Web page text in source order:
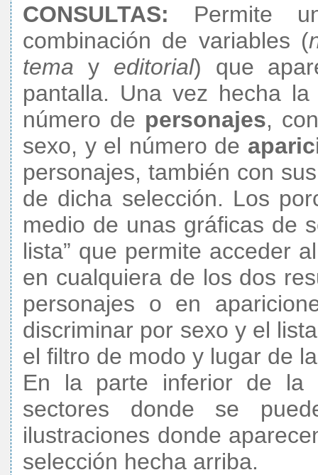
CONSULTAS: Permite
combinación de variables (
tema y editorial) que
pantalla. Una vez hecha
número de personajes,
sexo, y el número de
personajes, también con
de dicha selección. Los
medio de unas gráficas de
lista” que permite acceder
en cualquiera de los dos
personajes o en
discriminar por sexo y el
el filtro de modo y lugar de
En la parte inferior de la
sectores donde se
ilustraciones donde
selección hecha arriba.